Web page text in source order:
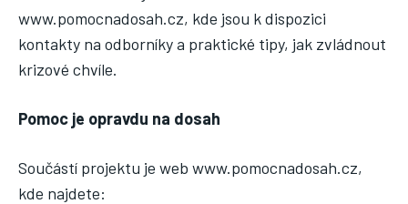
www.pomocnadosah.cz, kde jsou k dispozici
kontakty na odborníky a praktické tipy, jak zvládnout
krizové chvíle.
Pomoc je opravdu na dosah
Součástí projektu je web www.pomocnadosah.cz,
kde najdete: